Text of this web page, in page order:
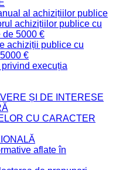
al achizițiilor publice
achizițiilor publice cu
de 5000 €
achiziții publice cu
€
execuția
ȘI DE INTERESE
CU CARACTER
aflate în